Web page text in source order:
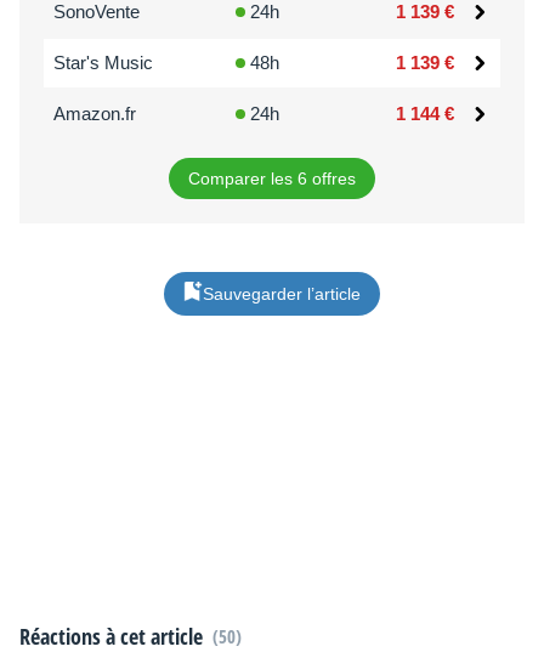
SonoVente 24h 1 139 €
Star's Music 48h 1 139 €
Amazon.fr 24h 1 144 €
Comparer les 6 offres
Sauvegarder l’article
Réactions à cet article (50)